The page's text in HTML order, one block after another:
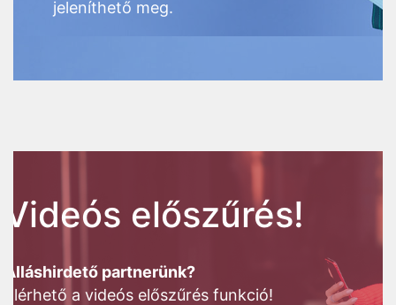
jeleníthető meg.
Videós előszűrés!
Álláshirdető partnerünk?
Elérhető a videós előszűrés funkció!